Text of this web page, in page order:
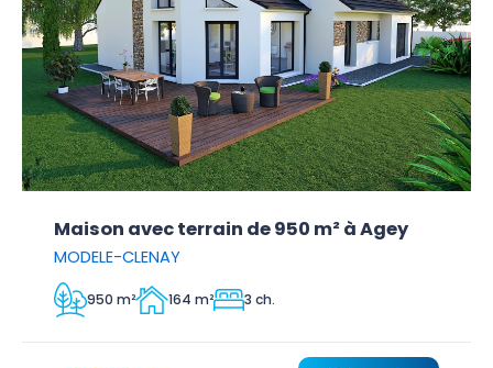
Maison avec terrain de 950 m² à Agey
MODELE-CLENAY
950 m² 164 m² 3 ch.